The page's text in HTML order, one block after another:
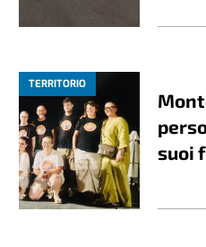
TERRITORIO
suoi